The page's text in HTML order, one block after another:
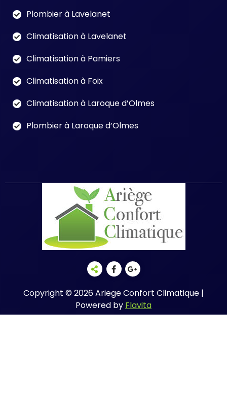
Plombier à Lavelanet
Climatisation à Lavelanet
Climatisation à Pamiers
Climatisation à Foix
Climatisation à Laroque d’Olmes
Plombier à Laroque d’Olmes
Copyright © 2026 Ariege Confort Climatique |
Powered by Flavita